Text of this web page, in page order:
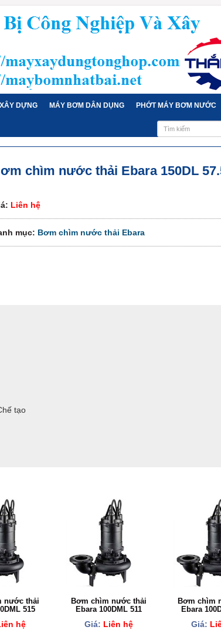
DỰNG MÁY BƠM DÂN DỤNG PHỚT MÁY BƠM NƯỚC
chìm nước thải Ebara 150DL
Liên hệ
mục: Bơm chìm nước thải Ebara
tạo
nước thải
515
hệ
Bơm chìm nước thải
Ebara 100DML 511
Giá: Liên hệ
Bơm chìm
Ebara
Giá: